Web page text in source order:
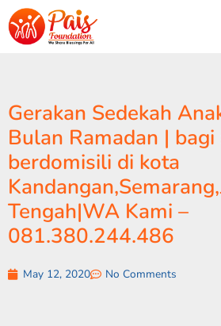
Gerakan Sedekah
Bulan Ramadan |
berdomisili di kota
Tengah|WA Kami –
081.380.244.486
May 12, 2020 No Comments